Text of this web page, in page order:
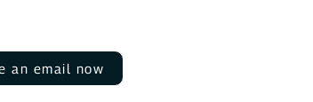
an email now